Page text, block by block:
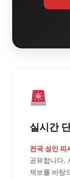
실시간
전국 성인 피
공유합니다.
제보를 바탕